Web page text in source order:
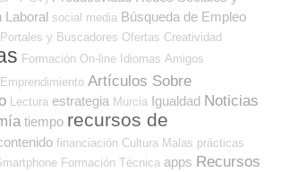
Laboral social media Búsqueda de Empleo
Portales y Buscadores Ofertas Creatividad
Formación On-line Idiomas Amigos
Emprendimiento Artículos Sobre
Lectura estrategia Murcia Igualdad Noticias
tiempo recursos de
financiación Cultura Malas prácticas
Formación Técnica apps Recursos